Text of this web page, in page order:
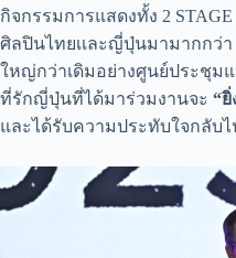
กิจกรรมการแสดงทั้ง 2
ศิลปินไทยเเละญี่ปุ่นมามากกว่า
ใหญ่กว่าเดิมอย่างศูนย์ประชุม
ที่รักญี่ปุ่นที่ได้มาร่วมงานจะ “ยิ่
และได้รับความประทับใจกลับ